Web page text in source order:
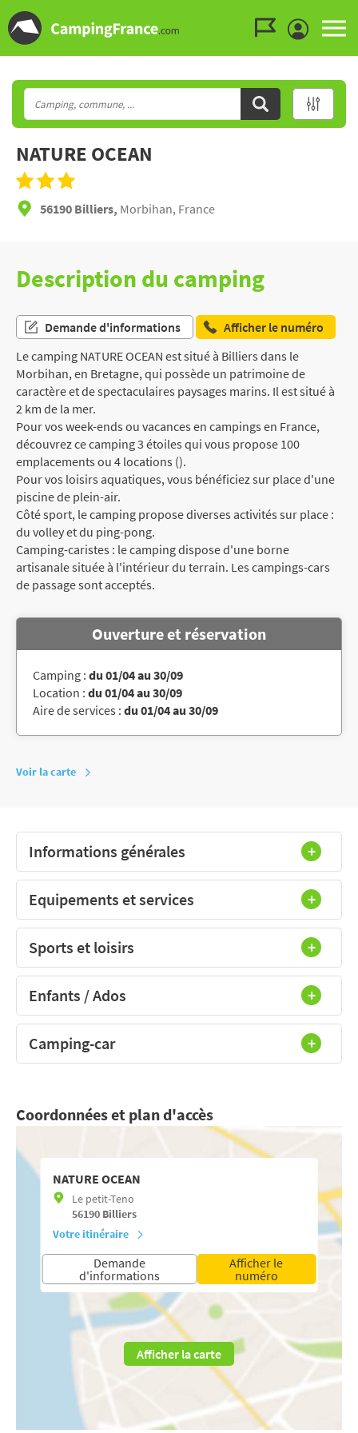
NATURE OCEAN
56190 Billiers, Morbihan, France
Description du camping
Demande d'informations
Afficher le numéro
Le camping NATURE OCEAN est situé à Billiers dans le
Morbihan, en Bretagne, qui possède un patrimoine de
caractère et de spectaculaires paysages marins. Il est situé à
2 km de la mer.
Pour vos week-ends ou vacances en campings en France,
découvrez ce camping 3 étoiles qui vous propose 100
emplacements ou 4 locations ().
Pour vos loisirs aquatiques, vous bénéficiez sur place d'une
piscine de plein-air.
Côté sport, le camping propose diverses activités sur place :
du volley et du ping-pong.
Camping-caristes : le camping dispose d'une borne
artisanale située à l'intérieur du terrain. Les campings-cars
de passage sont acceptés.
Ouverture et réservation
Camping : du 01/04 au 30/09
Location : du 01/04 au 30/09
Aire de services : du 01/04 au 30/09
Voir la carte
Informations générales
Equipements et services
Sports et loisirs
Enfants / Ados
Camping-car
Coordonnées et plan d'accès
NATURE OCEAN
Le petit-Teno
56190 Billiers
Votre itinéraire
Demande
d'informations
Afficher le
numéro
Afficher la carte